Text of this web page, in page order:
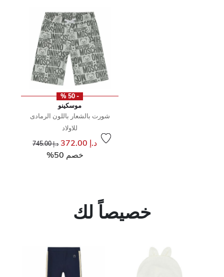
- 50 %
موسكينو
شورت بالشعار باللون الرمادى
للاولاد
د.إ 372.00 سعر مخفض مند.إ 745.00 إلى
خصم 50%
خصيصاً لك